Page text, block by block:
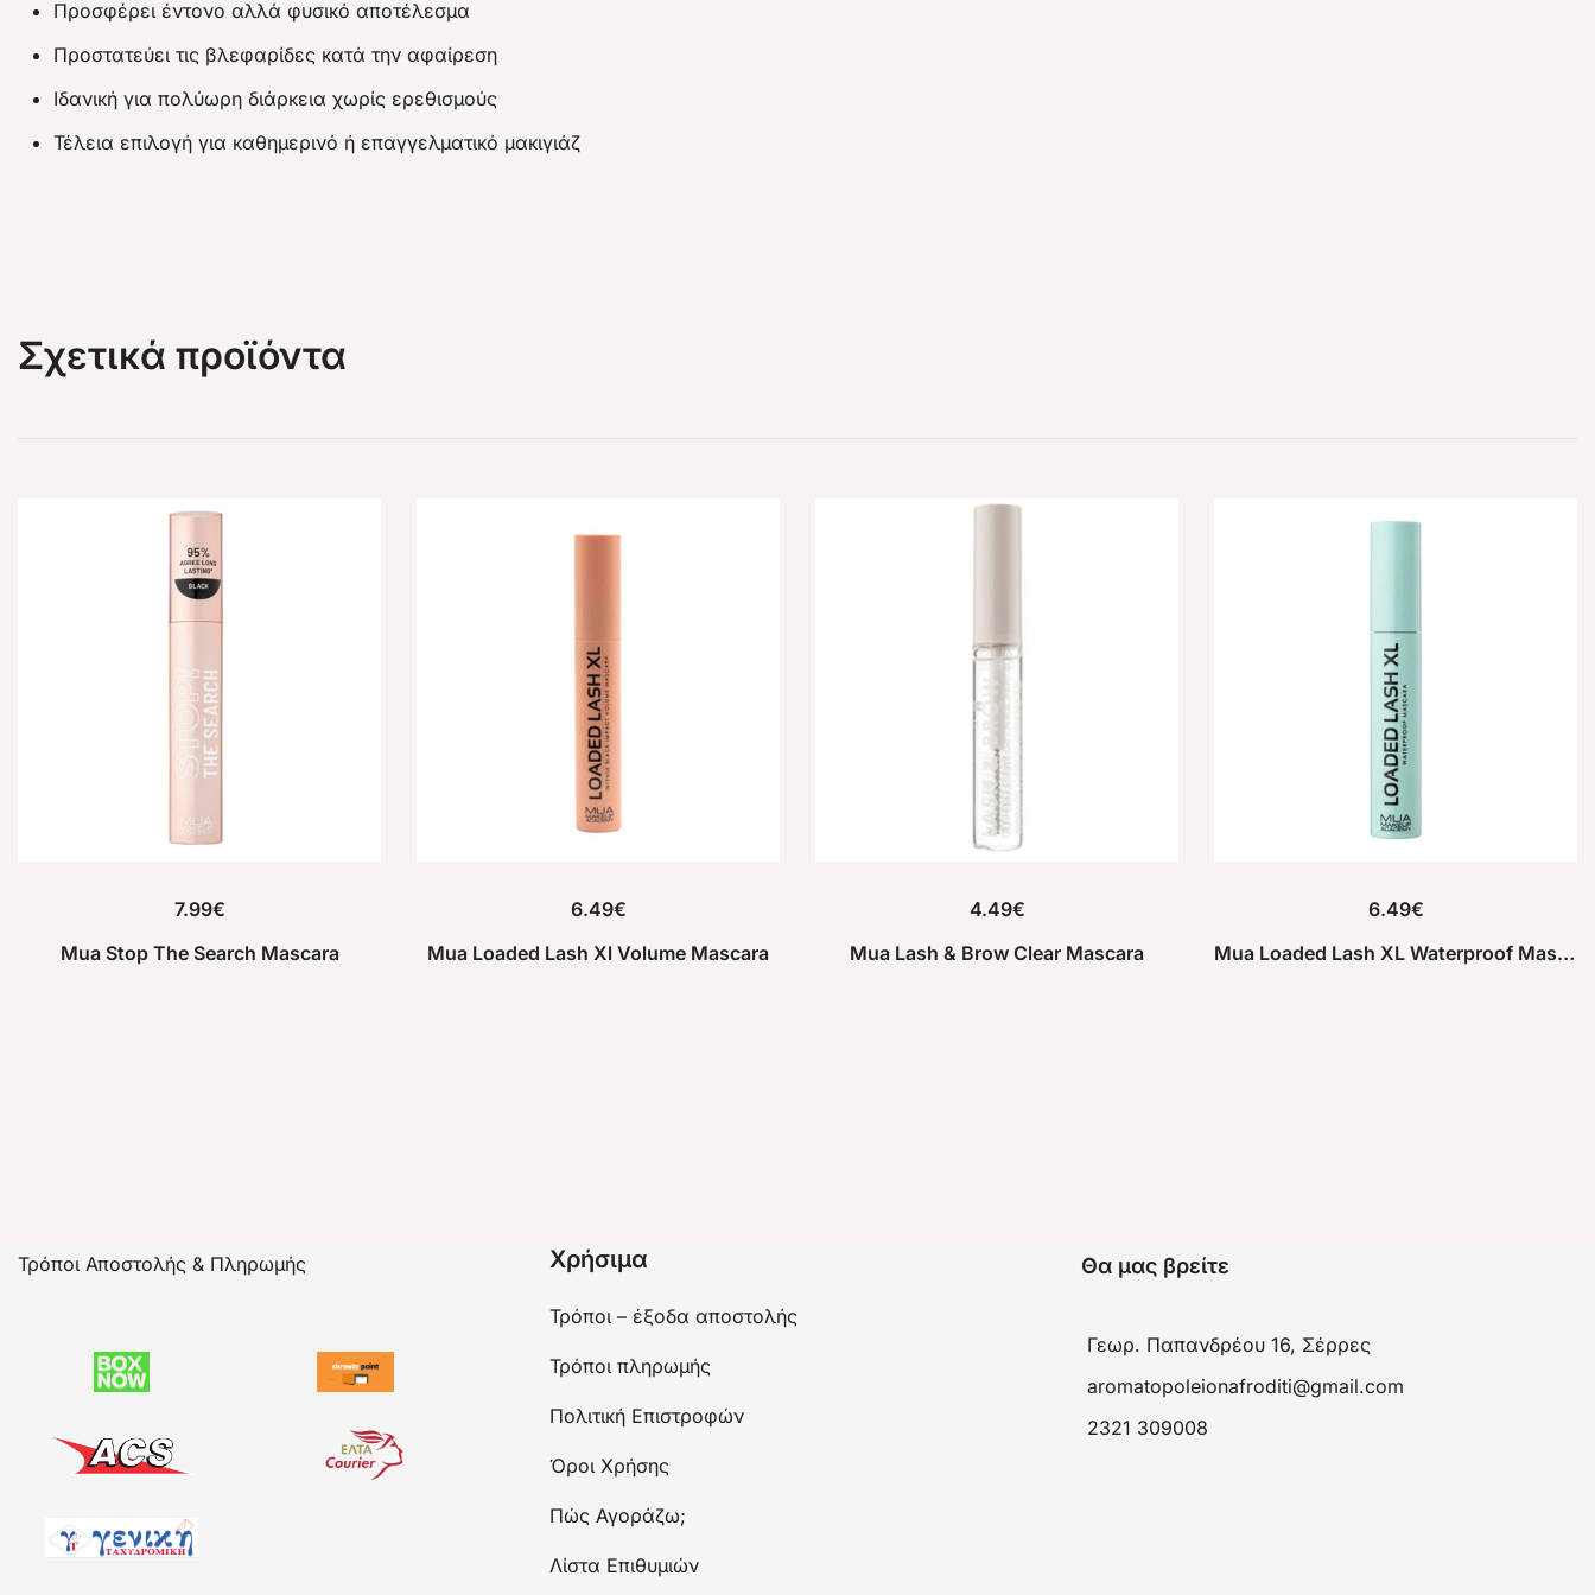
Προσφέρει έντονο αλλά φυσικό αποτέλεσμα
Προστατεύει τις βλεφαρίδες κατά την αφαίρεση
Ιδανική για πολύωρη διάρκεια χωρίς ερεθισμούς
Τέλεια επιλογή για καθημερινό ή επαγγελματικό μακιγιάζ
Σχετικά προϊόντα
7.99€
Mua Stop The Search Mascara
6.49€
Mua Loaded Lash Xl Volume Mascara
4.49€
Mua Lash & Brow Clear Mascara
6.49€
Mua Loaded Lash XL Waterproof Mascara
Τρόποι Αποστολής & Πληρωμής Χρήσιμα
Τρόποι – έξοδα αποστολής
Τρόποι πληρωμής
Πολιτική Επιστροφών
Όροι Χρήσης
Πώς Αγοράζω;
Λίστα Επιθυμιών
Θα μας βρείτε
Γεωρ. Παπανδρέου 16, Σέρρες
aromatopoleionafroditi@gmail.com
2321 309008